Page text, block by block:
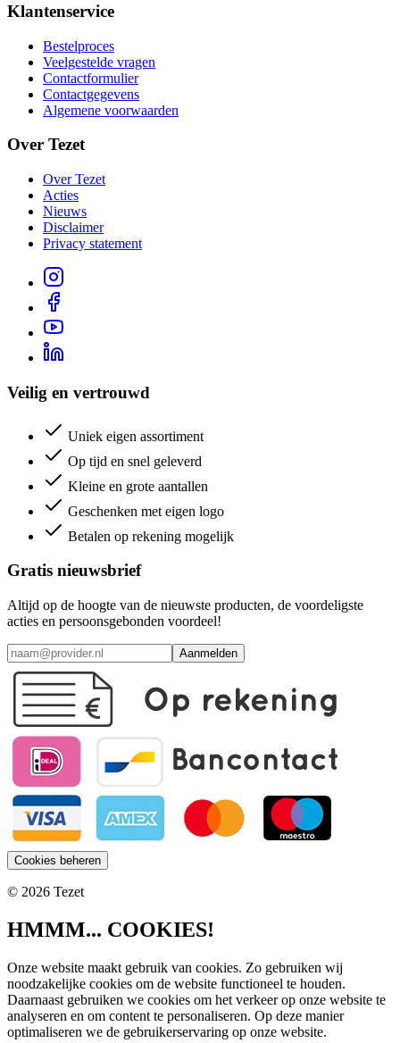
Klantenservice
Bestelproces
Veelgestelde vragen
Contactformulier
Contactgegevens
Algemene voorwaarden
Over Tezet
Over Tezet
Acties
Nieuws
Disclaimer
Privacy statement
Veilig en vertrouwd
Uniek eigen assortiment
Op tijd en snel geleverd
Kleine en grote aantallen
Geschenken met eigen logo
Betalen op rekening mogelijk
Gratis nieuwsbrief
Altijd op de hoogte van de nieuwste producten, de voordeligste
acties en persoonsgebonden voordeel!
Aanmelden
Cookies beheren
© 2026 Tezet
HMMM... COOKIES!
Onze website maakt gebruik van cookies. Zo gebruiken wij
noodzakelijke cookies om de website functioneel te houden.
Daarnaast gebruiken we cookies om het verkeer op onze website te
analyseren en om content te personaliseren. Op deze manier
optimaliseren we de gebruikerservaring op onze website.